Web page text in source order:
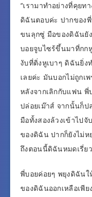
“เรามาทำอย่างที่คุยท
ดิฉันตอบค่ะ ปากของ
ขนลุกซู่ มือของดิฉันยั
บอยจูบไซร้ขึ้นมาที่กก
งับที่ติ่งหูเบาๆ ดิฉันยิ่ง
เลยค่ะ มันบอกไม่ถูกเ
หลังจากเลิกกับแฟน
ปล่อยเม๊าส์ จากนั้นก็ป
มือทั้งสองล้วงเข้าไป
ของดิฉัน ปากก็ยังไม่
ถึงตอนนี้ดิฉันหมดเรี่ย
พี่บอยค่อยๆ พยุงดิฉันใ
ของดิฉันออกเหลือเพีย